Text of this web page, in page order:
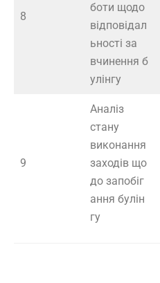
8
боти щодо
відповідал
ьності за
вчинення б
улінгу
9
Аналіз
стану
виконання
заходів що
до запобіг
ання булін
гу